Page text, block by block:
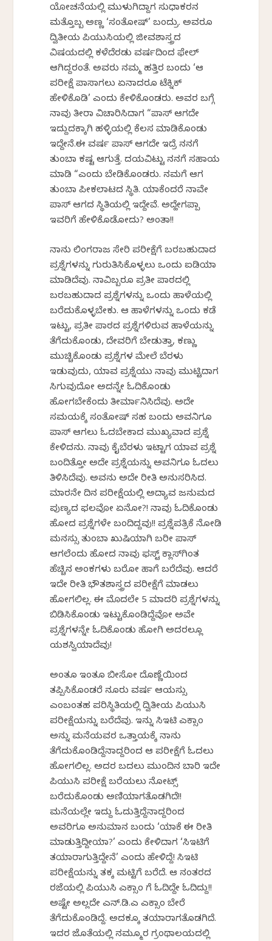
ಯೋಚನೆಯಲ್ಲಿ ಮುಳುಗಿದ್ದಾಗ ಸುಧಾಕರನ
ಮತ್ತೊಬ್ಬ ಅಣ್ಣ ‘ಸಂತೋಷ್’ ಬಂದ್ರು. ಅವರೂ
ದ್ವಿತೀಯ ಪಿಯುಸಿಯಲ್ಲಿ ಜೀವಶಾಸ್ತ್ರದ
ವಿಷಯದಲ್ಲಿ ಕಳೆದೆರಡು ವರ್ಷದಿಂದ ಫೇಲ್
ಆಗಿದ್ದರಂತೆ. ಅವರು ನಮ್ಮ ಹತ್ತಿರ ಬಂದು ‘ಆ
ಪರೀಕ್ಷೆ ಪಾಸಾಗಲು ಏನಾದರೂ ಟೆಕ್ನಿಕ್
ಹೇಳಿಕೊಡಿ’ ಎಂದು ಕೇಳಿಕೊಂಡರು. ಅವರ ಬಗ್ಗೆ
ನಾವು ತೀರಾ ವಿಚಾರಿಸಿದಾಗ “ಪಾಸ್ ಆಗದೇ
ಇದ್ದುದಕ್ಕಾಗಿ ಹಳ್ಳಿಯಲ್ಲಿ ಕೆಲಸ ಮಾಡಿಕೊಂಡು
ಇದ್ದೇನೆ.ಈ ವರ್ಷ ಪಾಸ್ ಆಗದೇ ಇದ್ರೆ ನನಗೆ
ತುಂಬಾ ಕಷ್ಟ ಆಗುತ್ತೆ. ದಯವಿಟ್ಟು ನನಗೆ ಸಹಾಯ
ಮಾಡಿ “ಎಂದು ಬೇಡಿಕೊಂಡರು. ನಮಗೆ ಆಗ
ತುಂಬಾ ಪೀಕಲಾಟದ ಸ್ಥಿತಿ. ಯಾಕೆಂದರೆ ನಾವೇ
ಪಾಸ್ ಆಗದ ಸ್ಥಿತಿಯಲ್ಲಿ ಇದ್ದೇವೆ. ಅದ್ಹೇಗಪ್ಪಾ
ಇವರಿಗೆ ಹೇಳಿಕೊಡೋದು? ಅಂತಾ!!
ನಾನು ಲಿಂಗರಾಜ ಸೇರಿ ಪರೀಕ್ಷೆಗೆ ಬರಬಹುದಾದ
ಪ್ರಶ್ನೆಗಳನ್ನು ಗುರುತಿಸಿಕೊಳ್ಳಲು ಒಂದು ಐಡಿಯಾ
ಮಾಡಿದೆವು. ನಾವಿಬ್ಬರೂ ಪ್ರತೀ ಪಾಠದಲ್ಲಿ
ಬರಬಹುದಾದ ಪ್ರಶ್ನೆಗಳನ್ನು ಒಂದು ಹಾಳೆಯಲ್ಲಿ
ಬರೆದುಕೊಳ್ಳಬೇಕು. ಆ ಹಾಳೆಗಳನ್ನು ಒಂದು ಕಡೆ
ಇಟ್ಟು, ಪ್ರತೀ ಪಾಠದ ಪ್ರಶ್ನೆಗಳಿರುವ ಹಾಳೆಯನ್ನು
ತೆಗೆದುಕೊಂಡು, ದೇವರಿಗೆ ಬೇಡುತ್ತಾ, ಕಣ್ಣು
ಮುಚ್ಚಿಕೊಂಡು ಪ್ರಶ್ನೆಗಳ ಮೇಲೆ ಬೆರಳು
ಇಡುವುದು, ಯಾವ ಪ್ರಶ್ನೆಯು ನಾವು ಮುಟ್ಟಿದಾಗ
ಸಿಗುವುದೋ ಅದನ್ನೇ ಓದಿಕೊಂಡು
ಹೋಗಬೇಕೆಂದು ತೀರ್ಮಾನಿಸಿದೆವು. ಅದೇ
ಸಮಯಕ್ಕೆ ಸಂತೋಷ್ ಸಹ ಬಂದು ಅವನಿಗೂ
ಪಾಸ್ ಆಗಲು ಓದಬೇಕಾದ ಮುಖ್ಯವಾದ ಪ್ರಶ್ನೆ
ಕೇಳಿದನು. ನಾವು ಕೈಬೆರಳು ಇಟ್ಟಾಗ ಯಾವ ಪ್ರಶ್ನೆ
ಬಂದಿತ್ತೋ ಅದೇ ಪ್ರಶ್ನೆಯನ್ನು ಅವನಿಗೂ ಓದಲು
ತಿಳಿಸಿದೆವು. ಅವನು ಅದೇ ರೀತಿ ಅನುಸರಿಸಿದ.
ಮಾರನೇ ದಿನ ಪರೀಕ್ಷೆಯಲ್ಲಿ ಅದ್ಯಾವ ಜನುಮದ
ಪುಣ್ಯದ ಫಲವೋ ಏನೋ?! ನಾವು ಓದಿಕೊಂಡು
ಹೋದ ಪ್ರಶ್ನೆಗಳೇ ಬಂದಿದ್ದವು!! ಪ್ರಶ್ನೆಪತ್ರಿಕೆ ನೋಡಿ
ಮನಸ್ಸು ತುಂಬಾ ಖುಷಿಯಾಗಿ ಬರೀ ಪಾಸ್
ಆಗಲೆಂದು ಹೋದ ನಾವು ಫಸ್ಟ್ ಕ್ಲಾಸ್‌ಗಿಂತ
ಹೆಚ್ಚಿನ ಅಂಕಗಳು ಬರೋ ಹಾಗೆ ಬರೆದೆವು. ಆದರೆ
ಇದೇ ರೀತಿ ಭೌತಶಾಸ್ತ್ರದ ಪರೀಕ್ಷೆಗೆ ಮಾಡಲು
ಹೋಗಲಿಲ್ಲ. ಈ ಮೊದಲೇ 5 ಮಾದರಿ ಪ್ರಶ್ನೆಗಳನ್ನು
ಬಿಡಿಸಿಕೊಂಡು ಇಟ್ಟುಕೊಂಡಿದ್ದೆವೋ ಅವೇ
ಪ್ರಶ್ನೆಗಳನ್ನೇ ಓದಿಕೊಂಡು ಹೋಗಿ ಅದರಲ್ಲೂ
ಯಶಸ್ವಿಯಾದೆವು!
ಅಂತೂ ಇಂತೂ ಬೀಸೋ ದೊಣ್ಣೆಯಿಂದ
ತಪ್ಪಿಸಿಕೊಂಡರೆ ನೂರು ವರ್ಷ ಆಯಸ್ಸು
ಎಂಬಂತಹ ಪರಿಸ್ಥಿತಿಯಲ್ಲಿ ದ್ವಿತೀಯ ಪಿಯುಸಿ
ಪರೀಕ್ಷೆಯನ್ನು ಬರೆದೆವು. ಇನ್ನು ಸಿಇಟಿ ಎಕ್ಸಾಂ
ಅನ್ನು ಮನೆಯವರ ಒತ್ತಾಯಕ್ಕೆ ನಾನು
ತೆಗೆದುಕೊಂಡಿದ್ದೆನಾದ್ದರಿಂದ ಆ ಪರೀಕ್ಷೆಗೆ ಓದಲು
ಹೋಗಲಿಲ್ಲ. ಅದರ ಬದಲು ಮುಂದಿನ ಬಾರಿ ಇದೇ
ಪಿಯುಸಿ ಪರೀಕ್ಷೆ ಬರೆಯಲು ನೋಟ್ಸ್
ಬರೆದುಕೊಂಡು ಅಣಿಯಾಗತೊಡಗಿದೆ!!
ಮನೆಯಲ್ಲೇ ಇದ್ದು ಓದುತ್ತಿದ್ದೆನಾದ್ದರಿಂದ
ಅವರಿಗೂ ಅನುಮಾನ ಬಂದು ‘ಯಾಕೆ ಈ ರೀತಿ
ಮಾಡುತ್ತಿದ್ದೀಯಾ?’ ಎಂದು ಕೇಳಿದಾಗ ‘ಸಿಇಟಿಗೆ
ತಯಾರಾಗುತ್ತಿದ್ದೇನೆ’ ಎಂದು ಹೇಳಿದ್ದೆ! ಸಿಇಟಿ
ಪರೀಕ್ಷೆಯನ್ನು ತಕ್ಕ ಮಟ್ಟಿಗೆ ಬರೆದೆ. ಆ ನಂತರದ
ರಜೆಯಲ್ಲಿ ಪಿಯುಸಿ ಎಕ್ಸಾಂ ಗೆ ಓದಿದ್ದೇ ಓದಿದ್ದು!!
ಅಷ್ಟೇ ಅಲ್ಲದೇ ಎನ್.ಡಿ.ಎ ಎಕ್ಸಾಂ ಬೇರೆ
ತೆಗೆದುಕೊಂಡಿದ್ದೆ. ಅದಕ್ಕೂ ತಯಾರಾಗತೊಡಗಿದೆ.
ಇದರ ಜೊತೆಯಲ್ಲಿ ನಮ್ಮೂರ ಗ್ರಂಥಾಲಯದಲ್ಲಿ